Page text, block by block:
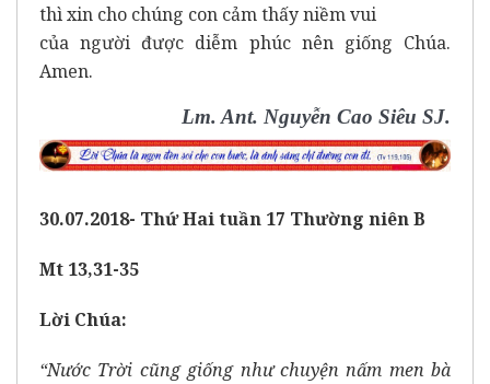
thì xin cho chúng con cảm thấy niềm vui
của người được diễm phúc nên giống Chúa.
Amen.
Lm. Ant. Nguyễn Cao Siêu SJ.
30.07.2018- Thứ Hai tuần 17 Thường niên B
Mt 13,31-35
Lời Chúa:
“Nước Trời cũng giống như chuyện nấm men bà